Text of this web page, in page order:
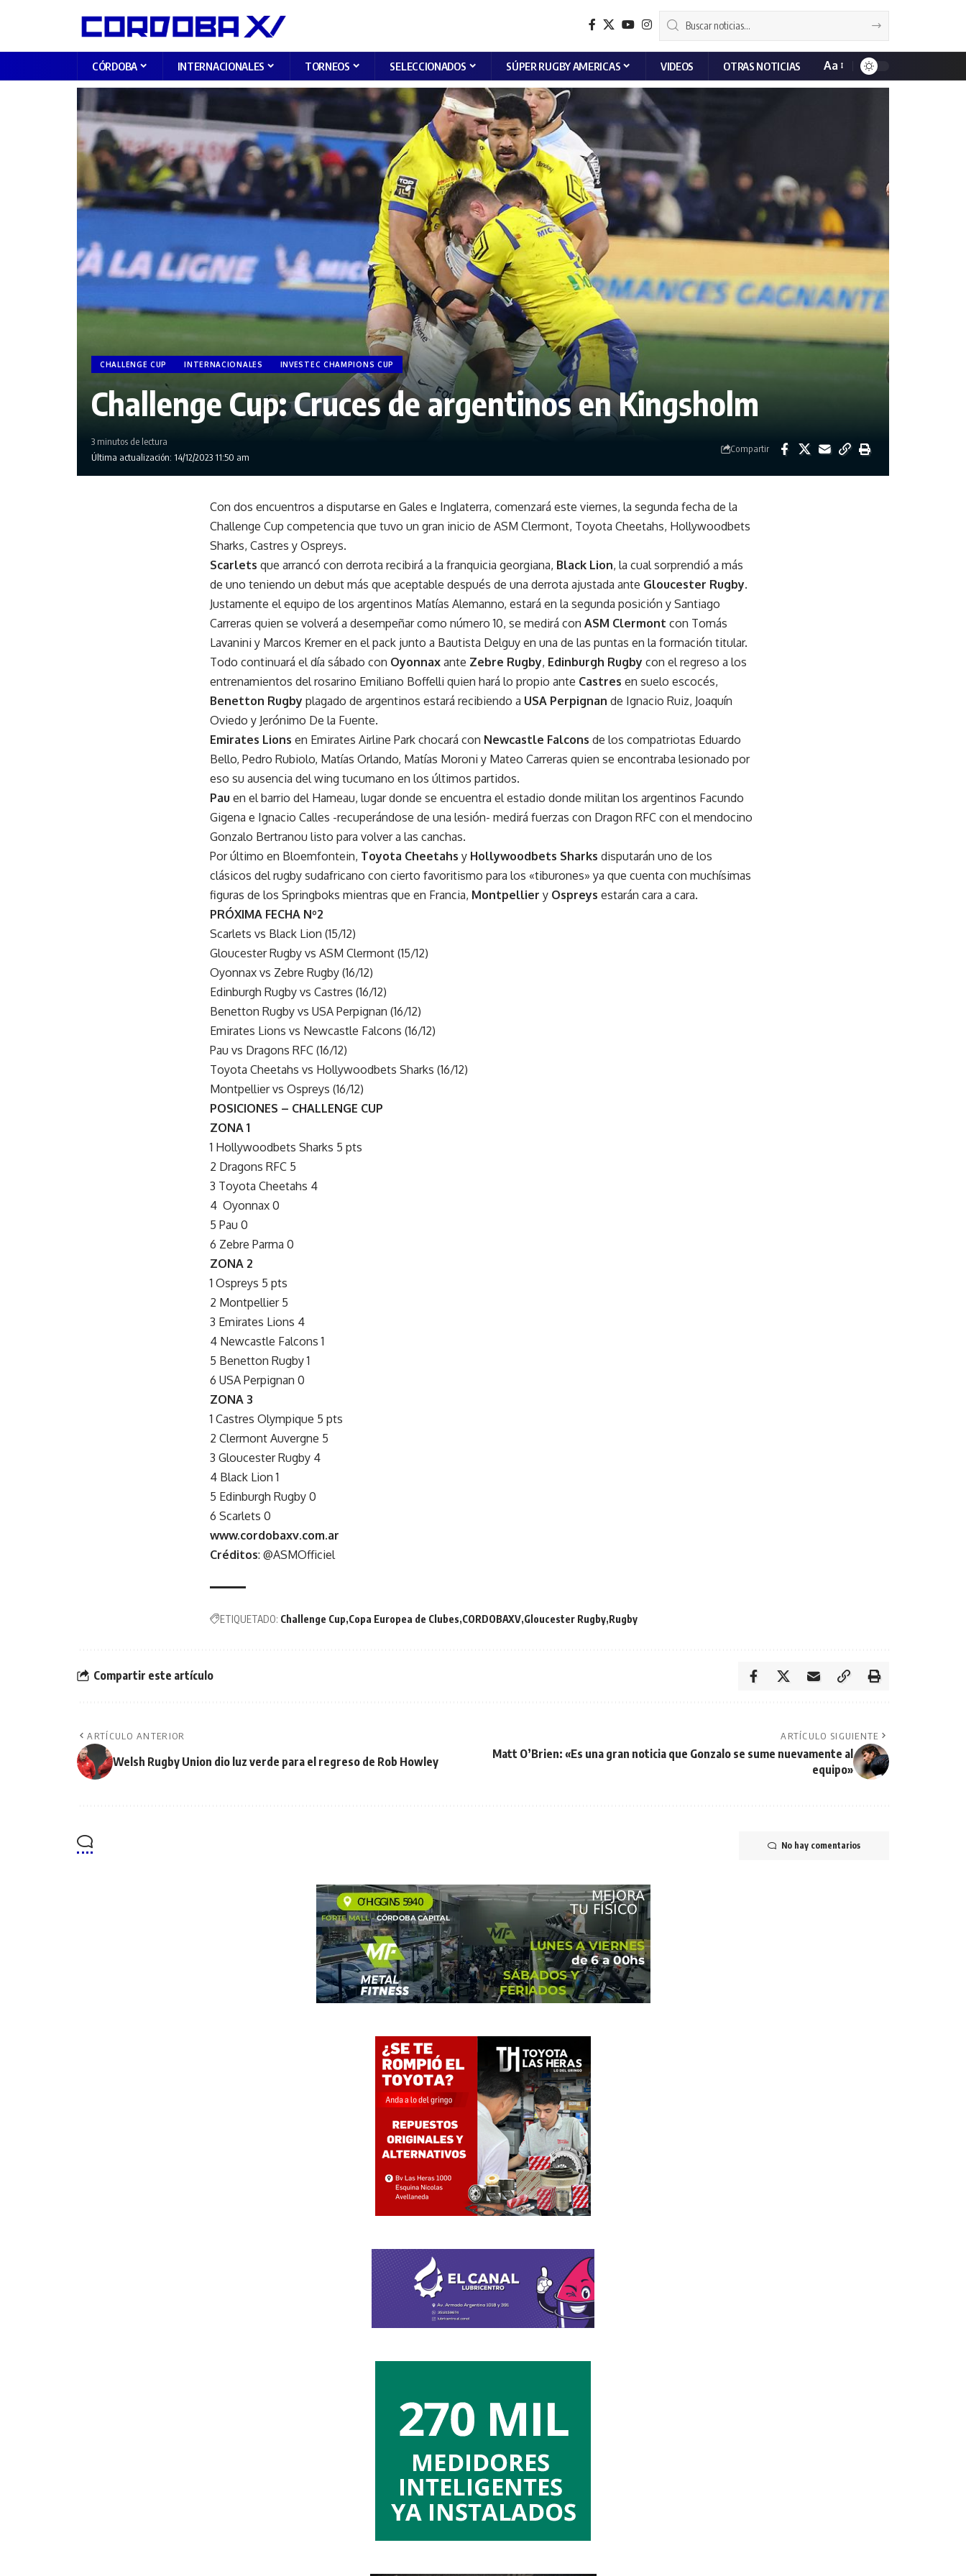
CÓRDOBA INTERNACIONALES TORNEOS SELECCIONADOS SÚPER RUGBY AMERICAS VIDEOS OTRAS NOTICIAS Aa
CHALLENGE CUP INTERNACIONALES INVESTEC CHAMPIONS CUP
Challenge Cup: Cruces de argentinos en Kingsholm
Última actualización: 14/12/2023 11:50 am
3 minutos de lectura
Compartir
Con dos encuentros a disputarse en Gales e Inglaterra, comenzará este viernes, la segunda fecha de la
Challenge Cup competencia que tuvo un gran inicio de ASM Clermont, Toyota Cheetahs, Hollywoodbets
Sharks, Castres y Ospreys.
Scarlets que arrancó con derrota recibirá a la franquicia georgiana, Black Lion, la cual sorprendió a más
de uno teniendo un debut más que aceptable después de una derrota ajustada ante Gloucester Rugby.
Justamente el equipo de los argentinos Matías Alemanno, estará en la segunda posición y Santiago
Carreras quien se volverá a desempeñar como número 10, se medirá con ASM Clermont con Tomás
Lavanini y Marcos Kremer en el pack junto a Bautista Delguy en una de las puntas en la formación titular.
Todo continuará el día sábado con Oyonnax ante Zebre Rugby, Edinburgh Rugby con el regreso a los
entrenamientos del rosarino Emiliano Boffelli quien hará lo propio ante Castres en suelo escocés,
Benetton Rugby plagado de argentinos estará recibiendo a USA Perpignan de Ignacio Ruiz, Joaquín
Oviedo y Jerónimo De la Fuente.
Emirates Lions en Emirates Airline Park chocará con Newcastle Falcons de los compatriotas Eduardo
Bello, Pedro Rubiolo, Matías Orlando, Matías Moroni y Mateo Carreras quien se encontraba lesionado por
eso su ausencia del wing tucumano en los últimos partidos.
Pau en el barrio del Hameau, lugar donde se encuentra el estadio donde militan los argentinos Facundo
Gigena e Ignacio Calles -recuperándose de una lesión- medirá fuerzas con Dragon RFC con el mendocino
Gonzalo Bertranou listo para volver a las canchas.
Por último en Bloemfontein, Toyota Cheetahs y Hollywoodbets Sharks disputarán uno de los
clásicos del rugby sudafricano con cierto favoritismo para los «tiburones» ya que cuenta con muchísimas
figuras de los Springboks mientras que en Francia, Montpellier y Ospreys estarán cara a cara.
PRÓXIMA FECHA Nº2
Scarlets vs Black Lion (15/12)
Gloucester Rugby vs ASM Clermont (15/12)
Oyonnax vs Zebre Rugby (16/12)
Edinburgh Rugby vs Castres (16/12)
Benetton Rugby vs USA Perpignan (16/12)
Emirates Lions vs Newcastle Falcons (16/12)
Pau vs Dragons RFC (16/12)
Toyota Cheetahs vs Hollywoodbets Sharks (16/12)
Montpellier vs Ospreys (16/12)
POSICIONES – CHALLENGE CUP
ZONA 1
1 Hollywoodbets Sharks 5 pts
2 Dragons RFC 5
3 Toyota Cheetahs 4
4 Oyonnax 0
5 Pau 0
6 Zebre Parma 0
ZONA 2
1 Ospreys 5 pts
2 Montpellier 5
3 Emirates Lions 4
4 Newcastle Falcons 1
5 Benetton Rugby 1
6 USA Perpignan 0
ZONA 3
1 Castres Olympique 5 pts
2 Clermont Auvergne 5
3 Gloucester Rugby 4
4 Black Lion 1
5 Edinburgh Rugby 0
6 Scarlets 0
www.cordobaxv.com.ar
Créditos: @ASMOfficiel
ETIQUETADO: Challenge Cup Copa Europea de Clubes CORDOBAXV Gloucester Rugby Rugby
Compartir este artículo
ARTÍCULO ANTERIOR
Welsh Rugby Union dio luz verde para el regreso de Rob Howley
ARTÍCULO SIGUIENTE
Matt O’Brien: «Es una gran noticia que Gonzalo se sume nuevamente al
equipo»
No hay comentarios